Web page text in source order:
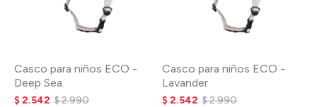
Casco para niños ECO -
Deep Sea
$ 2.542 $2.990
Casco para niños ECO -
Lavander
$ 2.542 $2.990